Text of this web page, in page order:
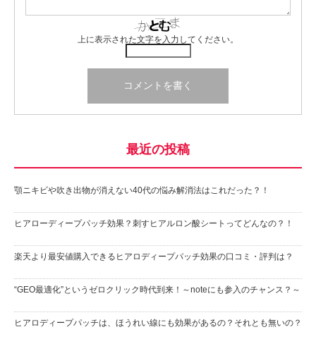
上に表示された文字を入力してください。
最近の投稿
顎ニキビや吹き出物が消えない40代の悩み解消法はこれだった？！
ヒアローディープパッチ効果？刺すヒアルロン酸シートってどんなの？！
楽天より最安値購入できるヒアロディープパッチ効果の口コミ・評判は？
“GEO最適化”というゼロクリック時代到来！～noteにも参入のチャンス？～
ヒアロディープパッチは、ほうれい線にも効果があるの？それとも無いの？